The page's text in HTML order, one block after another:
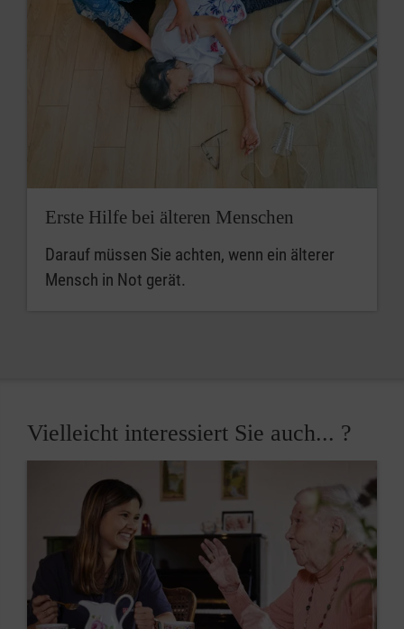
Erste Hilfe bei älteren Menschen
Darauf müssen Sie achten, wenn ein älterer
Mensch in Not gerät.
Vielleicht interessiert Sie auch... ?